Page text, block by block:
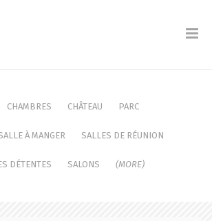
CHAMBRES CHÂTEAU PARC
À MANGER SALLES DE RÉUNION
DÉTENTES SALONS (MORE)